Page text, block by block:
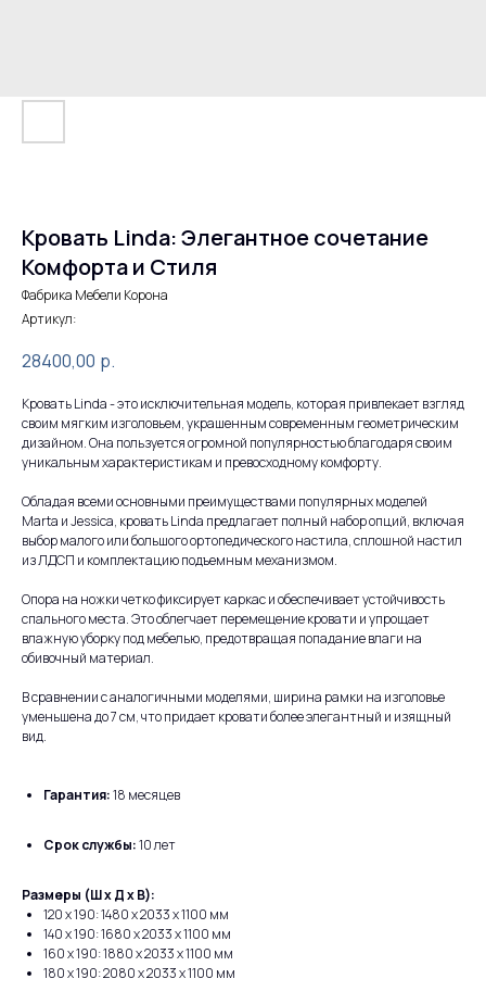
Кровать Linda: Элегантное сочетание
Комфорта и Стиля
Фабрика Мебели Корона
Артикул:
28400,00 р.
Кровать Linda - это исключительная модель, которая привлекает взгляд
своим мягким изголовьем, украшенным современным геометрическим
дизайном. Она пользуется огромной популярностью благодаря своим
уникальным характеристикам и превосходному комфорту.
Обладая всеми основными преимуществами популярных моделей
Marta и Jessica, кровать Linda предлагает полный набор опций, включая
выбор малого или большого ортопедического настила, сплошной настил
из ЛДСП и комплектацию подъемным механизмом.
Опора на ножки четко фиксирует каркас и обеспечивает устойчивость
спального места. Это облегчает перемещение кровати и упрощает
влажную уборку под мебелью, предотвращая попадание влаги на
обивочный материал.
В сравнении с аналогичными моделями, ширина рамки на изголовье
уменьшена до 7 см, что придает кровати более элегантный и изящный
вид.
Гарантия:18 месяцев
Срок службы:10 лет
Размеры (Ш х Д х В):
120 х 190: 1480 x 2033 x 1100 мм
140 х 190: 1680 x 2033 x 1100 мм
160 x 190: 1880 x 2033 x 1100 мм
180 x 190: 2080 x 2033 x 1100 мм